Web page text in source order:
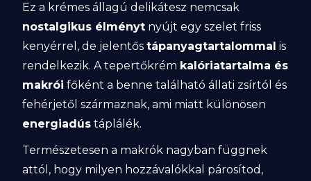
Ez a krémes állagú delikátesz nemcsak
nostalgikus élményt nyújt egy szelet friss
kenyérrel, de jelentőstápanyagtartalommal is
rendelkezik. A tepertőkrém kalóriatartalma és
makrói főként a benne található állati zsírtól és
fehérjetől származnak, ami miatt különösen
energiadús táplálék.
Természetesen a makrók nagyban függnek
attól, hogy milyen hozzávalókkal párosítod,